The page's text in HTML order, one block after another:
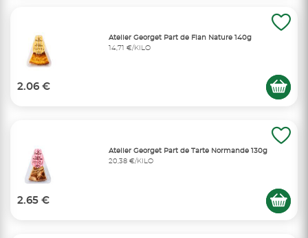
Atelier Georget Part de Flan Nature 140g
14,71 €/KILO
2.06 €
Atelier Georget Part de Tarte Normande 130g
20,38 €/KILO
2.65 €